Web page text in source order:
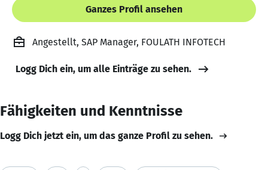
Ganzes Profil ansehen
Angestellt, SAP Manager, FOULATH INFOTECH
Logg Dich ein, um alle Einträge zu sehen.
Fähigkeiten und Kenntnisse
Logg Dich jetzt ein, um das ganze Profil zu sehen.